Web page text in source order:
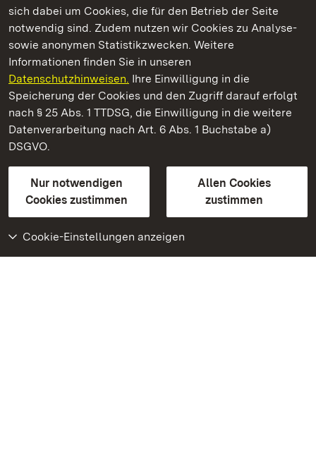
sich dabei um Cookies, die für den Betrieb der Seite
notwendig sind. Zudem nutzen wir Cookies zu Analyse-
sowie anonymen Statistikzwecken. Weitere
Informationen finden Sie in unseren
Datenschutzhinweisen. Ihre Einwilligung in die
Speicherung der Cookies und den Zugriff darauf erfolgt
nach § 25 Abs. 1 TTDSG, die Einwilligung in die weitere
Datenverarbeitung nach Art. 6 Abs. 1 Buchstabe a)
DSGVO.
Nur notwendigen
Cookies zustimmen
Allen Cookies
zustimmen
Cookie-Einstellungen anzeigen
Staatliche Schlösser und Gärten Baden‑Württemberg
Staatliche Schlösser und Gärten Baden-Württemberg
Kontakt
GebärdenspracheLeichte Sprache
Erklärung zur Barrierefreiheit
BITV-konform (geprüfte Seiten)
Weiteres